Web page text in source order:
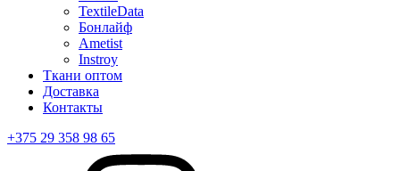
TextileData
Бонлайф
Ametist
Instroy
Ткани оптом
Доставка
Контакты
+375 29 358 98 65